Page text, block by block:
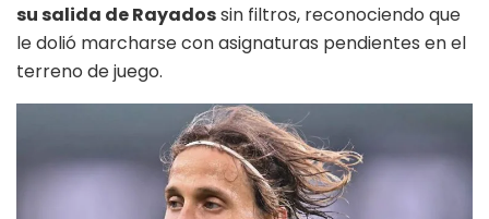
su salida de Rayadossin filtros, reconociendo que
le dolió marcharse con asignaturas pendientes en el
terreno de juego.